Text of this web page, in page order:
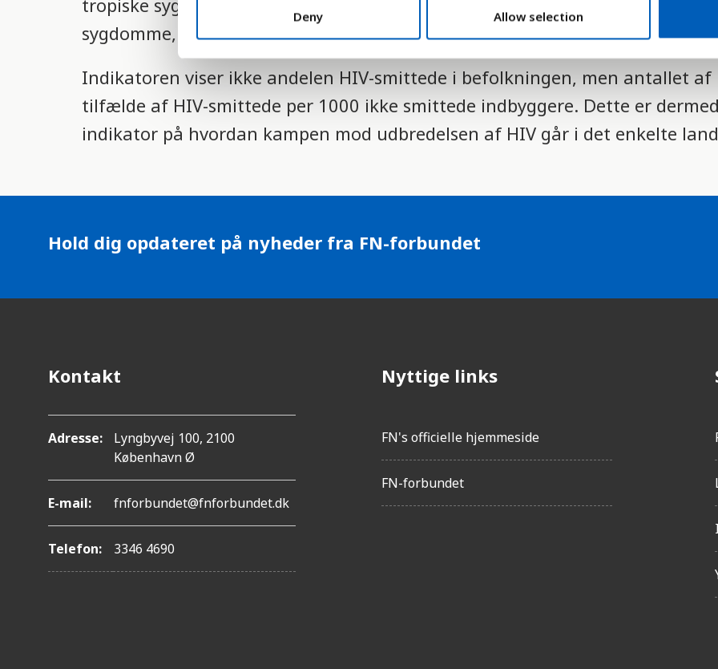
t
e
l
c
t
Deny Allow selection
sygdomme, inden 2030
Indikatoren viser ikke andelen HIV-smittede i befolkningen, men antallet af
tilfælde af HIV-smittede per 1000 ikke smittede indbyggere. Dette er
indikator på hvordan kampen mod udbredelsen af HIV går i det enkelte
Hold dig opdateret på nyheder fra FN-forbundet
Kontakt
Adresse:
Lyngbyvej 100, 2100
København Ø
E-mail: fnforbundet@fnforbundet.dk
Telefon: 3346 4690
Nyttige links
FN's officielle hjemmeside
FN-forbundet